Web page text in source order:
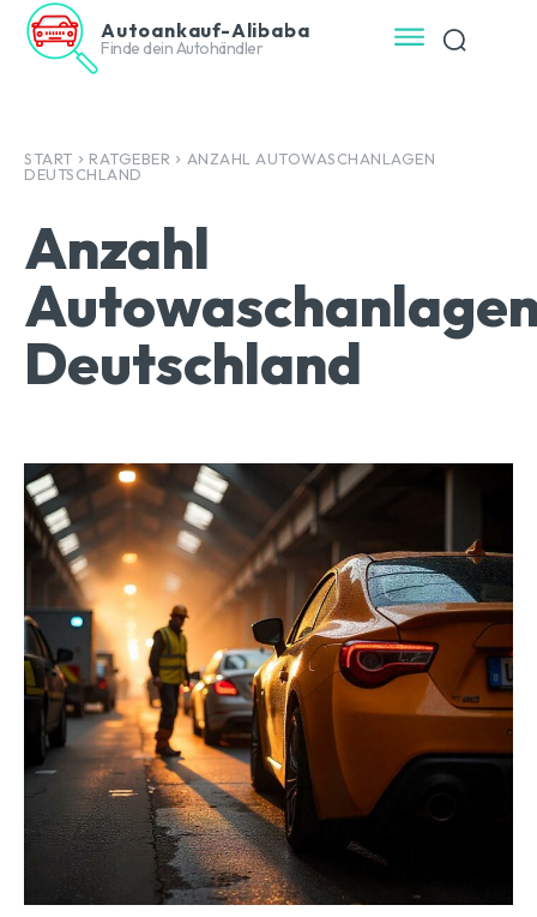
Autoankauf-Alibaba
Finde dein Autohändler
START RATGEBER
ANZAHL AUTOWASCHANLAGEN
DEUTSCHLAND
Anzahl
Deutschland